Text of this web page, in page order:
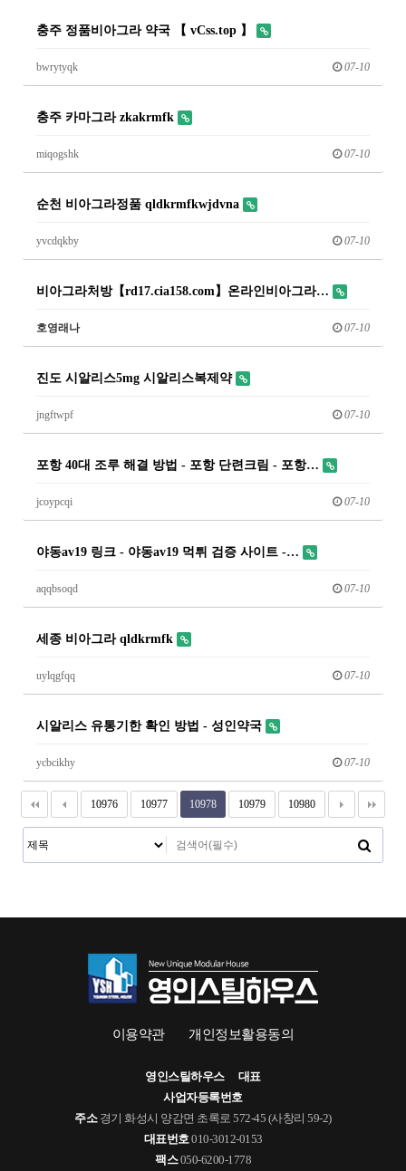
충주 정품비아그라 약국 【 vCss.top 】
bwrytyqk 07-10
충주 카마그라 zkakrmfk
miqogshk 07-10
순천 비아그라정품 qldkrmfkwjdvna
yvcdqkby 07-10
비아그라처방【rd17.cia158.com】온라인비아그라…
호영래나 07-10
진도 시알리스5mg 시알리스복제약
jngftwpf 07-10
포항 40대 조루 해결 방법 - 포항 단련크림 - 포항…
jcoypcqi 07-10
야동av19 링크 - 야동av19 먹튀 검증 사이트 -…
aqqbsoqd 07-10
세종 비아그라 qldkrmfk
uylqgfqq 07-10
시알리스 유통기한 확인 방법 - 성인약국
ycbcikhy 07-10
10976 10977 10978 10979 10980
이용약관 개인정보활용동의
영인스틸하우스
대표
사업자등록번호
주소경기 화성시 양감면 초록로 572-45 (사창리 59-2)
대표번호010-3012-0153
팩스050-6200-1778